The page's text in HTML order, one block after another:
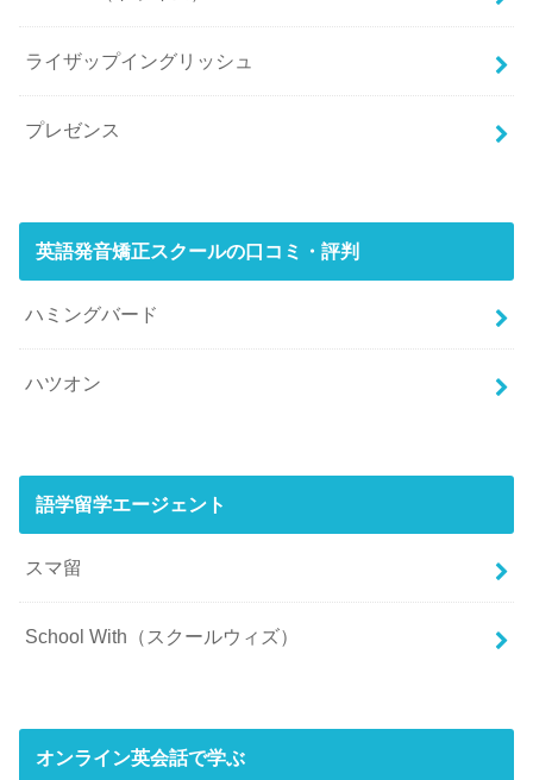
ライザップイングリッシュ
プレゼンス
英語発音矯正スクールの口コミ・評判
ハミングバード
ハツオン
語学留学エージェント
スマ留
School With（スクールウィズ）
オンライン英会話で学ぶ